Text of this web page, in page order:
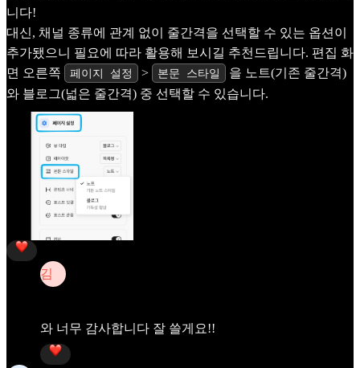
니다!
대신, 채널 종류에 관계 없이 줄간격을 선택할 수 있는 옵션이
추가됐으니 필요에 따라 활용해 보시길 추천드립니다. 편집 화
면 오른쪽
페이지 설정 > 본문 스타일
을 노트(기존 줄간격)
와 블로그(넓은 줄간격) 중 선택할 수 있습니다.
김
와 너무 감사합니다 잘 쓸게요!!